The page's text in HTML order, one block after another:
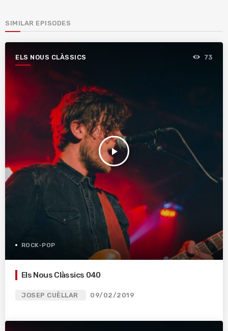
SIMILAR EPISODES
ELS NOUS CLÀSSICS
play_arrow
73
ROCK-POP
Els Nous Clàssics 040
JOSEP CUÈLLAR 09/02/2019